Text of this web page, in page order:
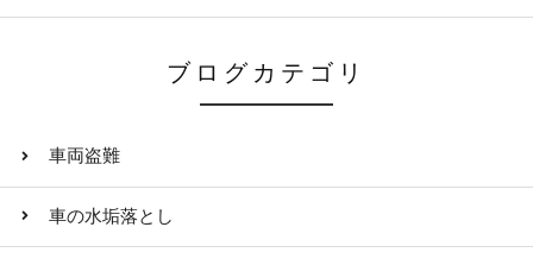
ブログカテゴリ
車両盗難
車の水垢落とし